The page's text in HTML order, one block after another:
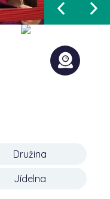
Družina
Jídelna